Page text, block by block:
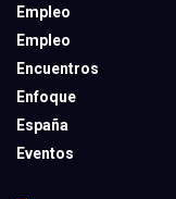
Empleo
Empleo
Encuentros
Enfoque
España
Eventos